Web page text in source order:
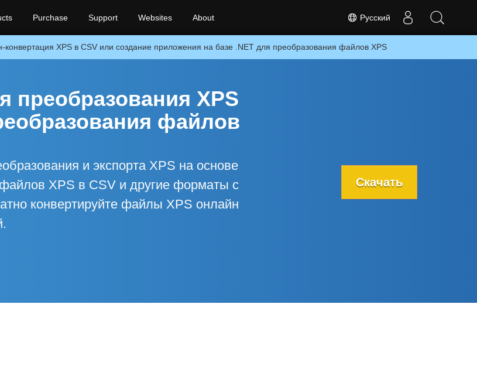
Русский
Purchase Support Websites About
конвертация XPS в CSV или создание приложения на базе .NET для преобразования файлов XPS
преобразования XPS
файлов
и экспорта XPS на основе
XPS в CSV и другие форматы с
конвертируйте файлы XPS онлайн
Скачать